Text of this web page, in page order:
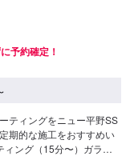
予約確定！
ティングをニュー平野SS
期的な施工をおすすめい
ング（15分〜）ガラス